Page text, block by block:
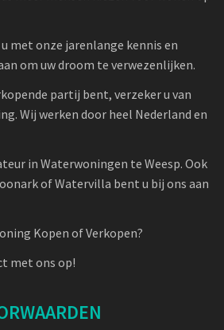
met onze jarenlange kennis en
om uw droom te verwezenlijken.
partij bent, verzeker u van
Wij werken door heel Nederland en
in Waterwoningen te Weesp. Ook
of Watervilla bent u bij ons aan
Kopen of Verkopen?
met ons op!